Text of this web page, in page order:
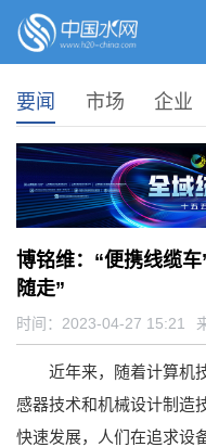
要闻 市场 企业
博铭维：“便携线缆
随走”
时间：2023-04-27 15:21
近年来，随着计算机技
感器技术和机械设计制造
快速发展，人们在追求设